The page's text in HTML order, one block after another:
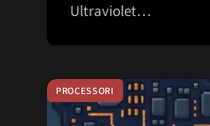
Ultraviolet…
PROCESSORI